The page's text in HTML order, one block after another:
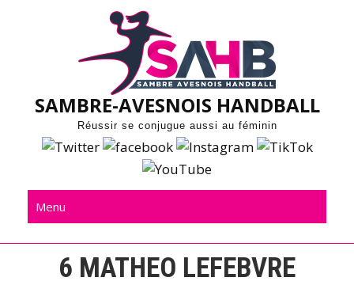
SAMBRE-AVESNOIS HANDBALL
Réussir se conjugue aussi au féminin
Menu
6 MATHEO LEFEBVRE